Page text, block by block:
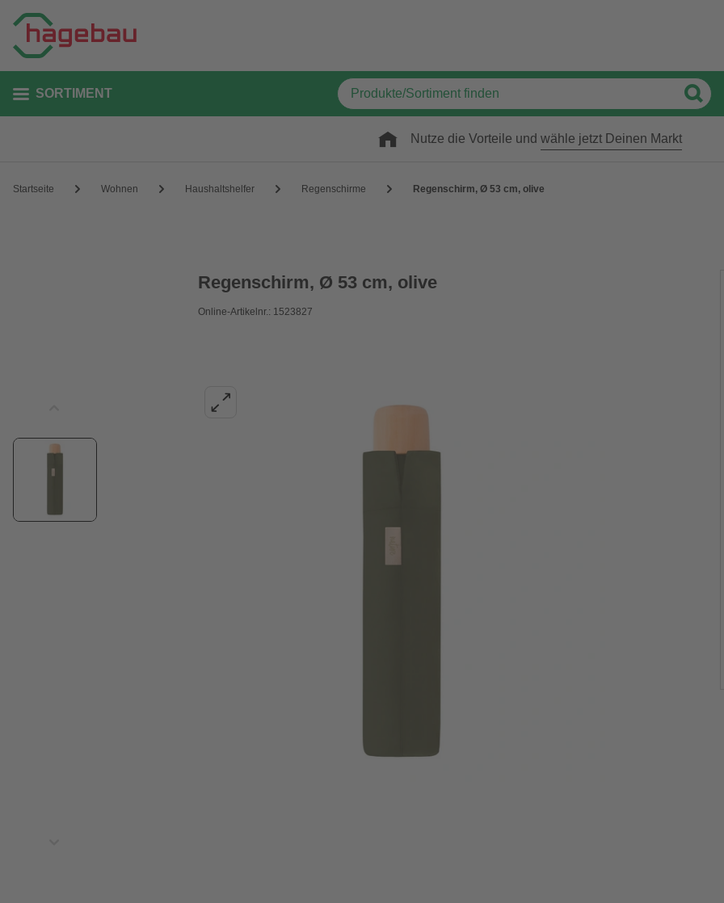
SORTIMENT
Nutze die Vorteile und wähle jetzt Deinen Markt
Startseite Wohnen Haushaltshelfer Regenschirme Regenschirm, Ø 53 cm, olive
Regenschirm, Ø 53 cm, olive
Online-Artikelnr.: 1523827